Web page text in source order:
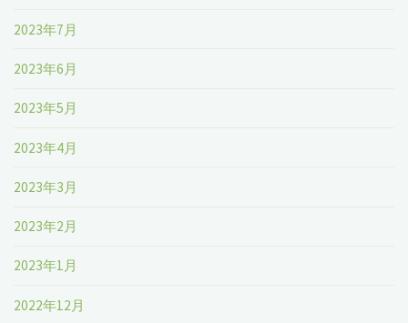
2023年7月
2023年6月
2023年5月
2023年4月
2023年3月
2023年2月
2023年1月
2022年12月